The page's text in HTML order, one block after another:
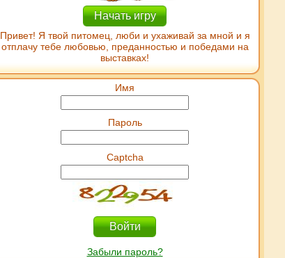
Начать игру
Привет! Я твой питомец, люби и ухаживай за мной и я
отплачу тебе любовью, преданностью и победами на
выставках!
Имя
Пароль
Captcha
Забыли пароль?